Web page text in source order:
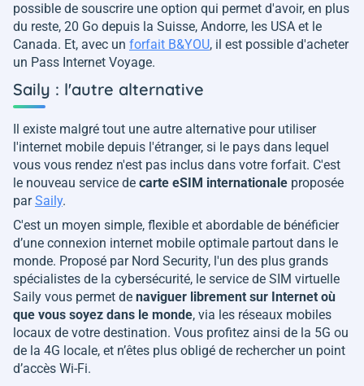
possible de souscrire une option qui permet d'avoir, en plus
du reste, 20 Go depuis la Suisse, Andorre, les USA et le
Canada. Et, avec un forfait B&YOU, il est possible d'acheter
un Pass Internet Voyage.
Saily : l'autre alternative
Il existe malgré tout une autre alternative pour utiliser
l'internet mobile depuis l'étranger, si le pays dans lequel
vous vous rendez n'est pas inclus dans votre forfait. C'est
le nouveau service de carte eSIM internationale proposée
parSaily.
C'est un moyen simple, flexible et abordable de bénéficier
d’une connexion internet mobile optimale partout dans le
monde. Proposé par Nord Security, l'un des plus grands
spécialistes de la cybersécurité, le service de SIM virtuelle
Saily vous permet de naviguer librement sur Internet où
que vous soyez dans le monde, via les réseaux mobiles
locaux de votre destination. Vous profitez ainsi de la 5G ou
de la 4G locale, et n’êtes plus obligé de rechercher un point
d’accès Wi-Fi.